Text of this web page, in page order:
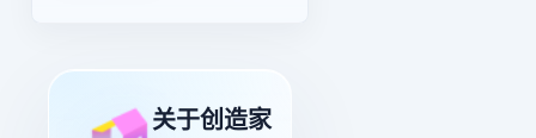
关于创造家